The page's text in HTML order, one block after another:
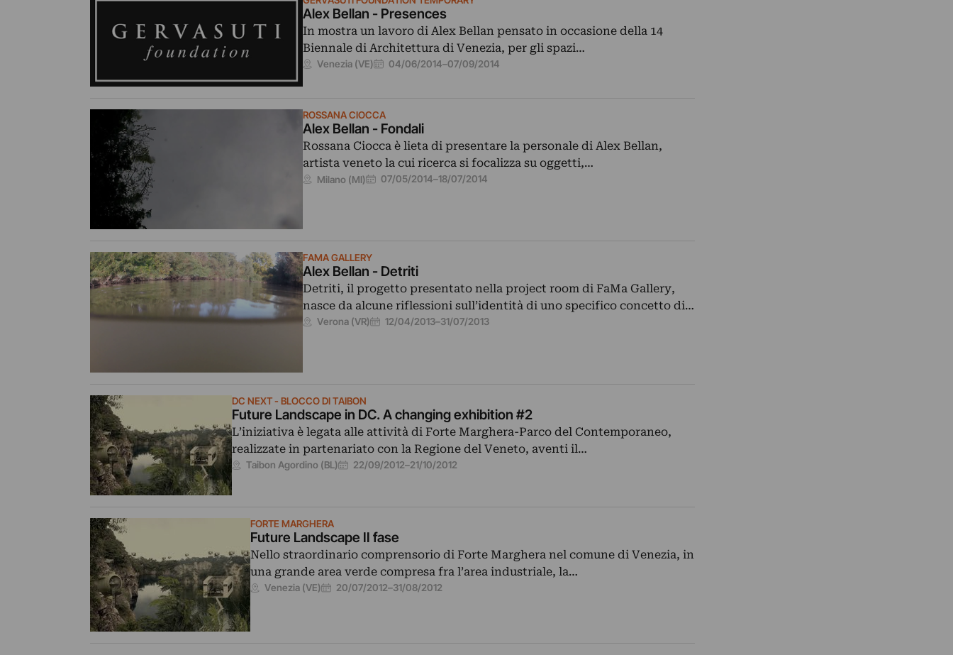
Alex Bellan - Presences
In mostra un lavoro di Alex Bellan pensato in occasione della 14
Biennale di Architettura di Venezia, per gli spazi…
Venezia (VE) 04/06/2014–07/09/2014
ROSSANA CIOCCA
Alex Bellan - Fondali
Rossana Ciocca è lieta di presentare la personale di Alex Bellan,
artista veneto la cui ricerca si focalizza su oggetti,…
Milano (MI) 07/05/2014–18/07/2014
FAMA GALLERY
Alex Bellan - Detriti
Detriti, il progetto presentato nella project room di FaMa Gallery,
nasce da alcune riflessioni sull’identità di uno specifico concetto di…
Verona (VR) 12/04/2013–31/07/2013
DC NEXT - BLOCCO DI TAIBON
Future Landscape in DC. A changing exhibition #2
L’iniziativa è legata alle attività di Forte Marghera-Parco del Contemporaneo,
realizzate in partenariato con la Regione del Veneto, aventi il…
Taibon Agordino (BL) 22/09/2012–21/10/2012
FORTE MARGHERA
Future Landscape II fase
Nello straordinario comprensorio di Forte Marghera nel comune di Venezia, in
una grande area verde compresa fra l’area industriale, la…
Venezia (VE) 20/07/2012–31/08/2012